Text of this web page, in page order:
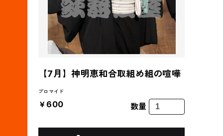
【7月】神明恵和合取組め組の喧嘩
ブロマイド
￥600 数量